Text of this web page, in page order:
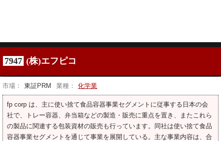
7947 (株)エフピコ
市場： 東証PRM 業種： 化学業
fp corp は、主に使い捨て食品容器事業セグメントに従事する日本の会
社で、トレー容器、弁当箱などの製造・販売に重点を置き、またこれら
の製品に関連する包装資材の販売も行っています。同社は使い捨て食品
容器事業セグメントを通じて事業を展開している。主な事業内容は、合